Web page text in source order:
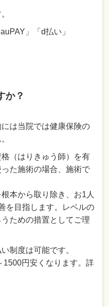
」「d払い」
か？
は当院では健康保険の
（はりきゅう師）を有
た施術の場合、施術で
本から取り除き、お1人
を目指します。レベルの
ための措置としてご理
制度は可能です。
1500円安くなります。詳